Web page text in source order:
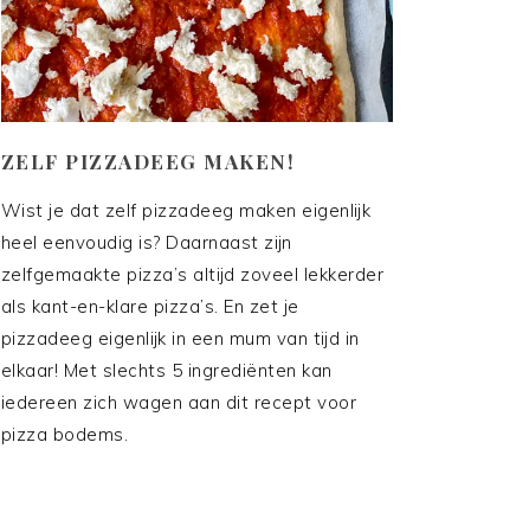
ZELF PIZZADEEG MAKEN!
Wist je dat zelf pizzadeeg maken eigenlijk
heel eenvoudig is? Daarnaast zijn
zelfgemaakte pizza’s altijd zoveel lekkerder
als kant-en-klare pizza’s. En zet je
pizzadeeg eigenlijk in een mum van tijd in
elkaar! Met slechts 5 ingrediënten kan
iedereen zich wagen aan dit recept voor
pizza bodems.